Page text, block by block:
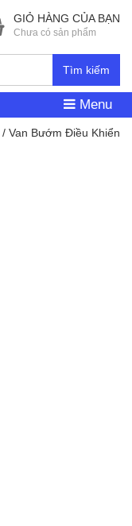
Tìm kiếm
GIỎ HÀNG CỦA BẠN
Chưa có sản phẩm
Menu
/ Van Bướm Điều Khiển